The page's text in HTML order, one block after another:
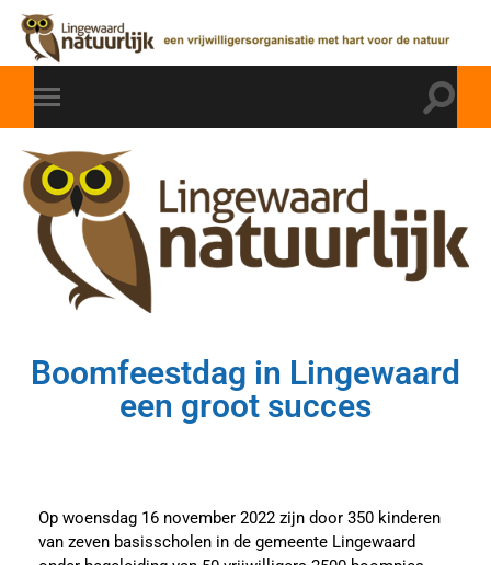
Boomfeestdag in Lingewaard
een groot succes
Op woensdag 16 november 2022 zijn door 350 kinderen
van zeven basisscholen in de gemeente Lingewaard